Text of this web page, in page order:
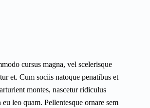
cursus magna, vel scelerisque
et. Cum sociis natoque penatibus et
montes, nascetur ridiculus
eu leo quam. Pellentesque ornare sem